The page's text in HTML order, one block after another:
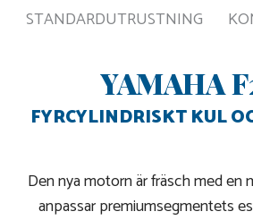
STANDARDUTRUSTNING
YAMAHA
FYRCYLINDRISKT KUL
Den nya motorn är fräsch med en
anpassar premiumsegmentets